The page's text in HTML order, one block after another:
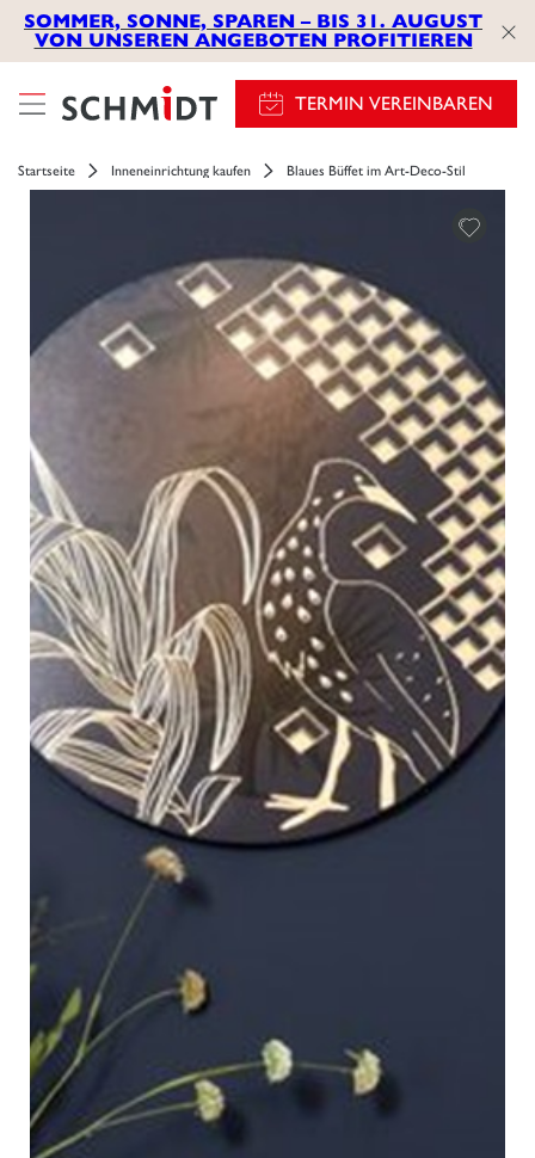
SOMMER, SONNE, SPAREN – BIS 31. AUGUST
VON UNSEREN ANGEBOTEN PROFITIEREN
TERMIN VEREINBAREN
Startseite Inneneinrichtung kaufen Blaues Büffet im Art-Deco-Stil